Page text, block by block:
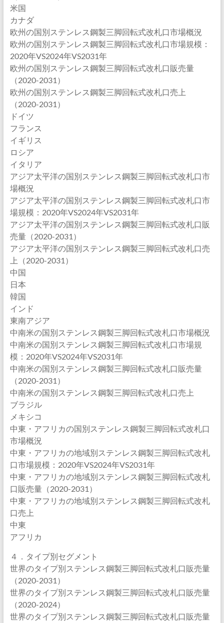
米国
カナダ
欧州の国別ステンレス鋼製三脚回転式改札口市場概況
欧州の国別ステンレス鋼製三脚回転式改札口市場規模：
2020年VS2024年VS2031年
欧州の国別ステンレス鋼製三脚回転式改札口販売量
（2020-2031）
欧州の国別ステンレス鋼製三脚回転式改札口売上
（2020-2031）
ドイツ
フランス
イギリス
ロシア
イタリア
アジア太平洋の国別ステンレス鋼製三脚回転式改札口市
場概況
アジア太平洋の国別ステンレス鋼製三脚回転式改札口市
場規模：2020年VS2024年VS2031年
アジア太平洋の国別ステンレス鋼製三脚回転式改札口販
売量（2020-2031）
アジア太平洋の国別ステンレス鋼製三脚回転式改札口売
上（2020-2031）
中国
日本
韓国
インド
東南アジア
中南米の国別ステンレス鋼製三脚回転式改札口市場概況
中南米の国別ステンレス鋼製三脚回転式改札口市場規
模：2020年VS2024年VS2031年
中南米の国別ステンレス鋼製三脚回転式改札口販売量
（2020-2031）
中南米の国別ステンレス鋼製三脚回転式改札口売上
ブラジル
メキシコ
中東・アフリカの国別ステンレス鋼製三脚回転式改札口
市場概況
中東・アフリカの地域別ステンレス鋼製三脚回転式改札
口市場規模：2020年VS2024年VS2031年
中東・アフリカの地域別ステンレス鋼製三脚回転式改札
口販売量（2020-2031）
中東・アフリカの地域別ステンレス鋼製三脚回転式改札
口売上
中東
アフリカ
４．タイプ別セグメント
世界のタイプ別ステンレス鋼製三脚回転式改札口販売量
（2020-2031）
世界のタイプ別ステンレス鋼製三脚回転式改札口販売量
（2020-2024）
世界のタイプ別ステンレス鋼製三脚回転式改札口販売量